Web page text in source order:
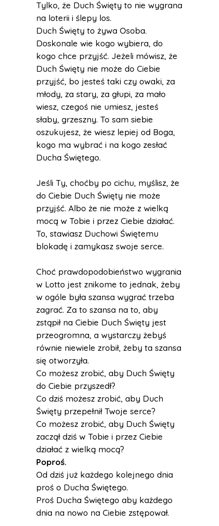
Tylko, że Duch Święty to nie wygrana
na loterii i ślepy los.
Duch Święty to żywa Osoba.
Doskonale wie kogo wybiera, do
kogo chce przyjść. Jeżeli mówisz, że
Duch Święty nie może do Ciebie
przyjść, bo jesteś taki czy owaki, za
młody, za stary, za głupi, za mało
wiesz, czegoś nie umiesz, jesteś
słaby, grzeszny. To sam siebie
oszukujesz, że wiesz lepiej od Boga,
kogo ma wybrać i na kogo zesłać
Ducha Świętego.
Jeśli Ty, choćby po cichu, myślisz, że
do Ciebie Duch Święty nie może
przyjść. Albo że nie może z wielką
mocą w Tobie i przez Ciebie działać.
To, stawiasz Duchowi Świętemu
blokadę i zamykasz swoje serce.
Choć prawdopodobieństwo wygrania
w Lotto jest znikome to jednak, żeby
w ogóle była szansa wygrać trzeba
zagrać. Za to szansa na to, aby
zstąpił na Ciebie Duch Święty jest
przeogromna, a wystarczy żebyś
równie niewiele zrobił, żeby ta szansa
się otworzyła.
Co możesz zrobić, aby Duch Święty
do Ciebie przyszedł?
Co dziś możesz zrobić, aby Duch
Święty przepełnił Twoje serce?
Co możesz zrobić, aby Duch Święty
zaczął dziś w Tobie i przez Ciebie
działać z wielką mocą?
Poproś.
Od dziś już każdego kolejnego dnia
proś o Ducha Świętego.
Proś Ducha Świętego aby każdego
dnia na nowo na Ciebie zstępował.